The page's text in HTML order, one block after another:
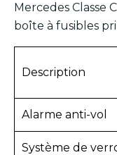
Mercedes Classe
boîte à fusibles
Description
Alarme anti-vol
Système de